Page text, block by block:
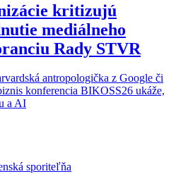
kritizujú
mediálneho
Rady STVR
sporiteľňa